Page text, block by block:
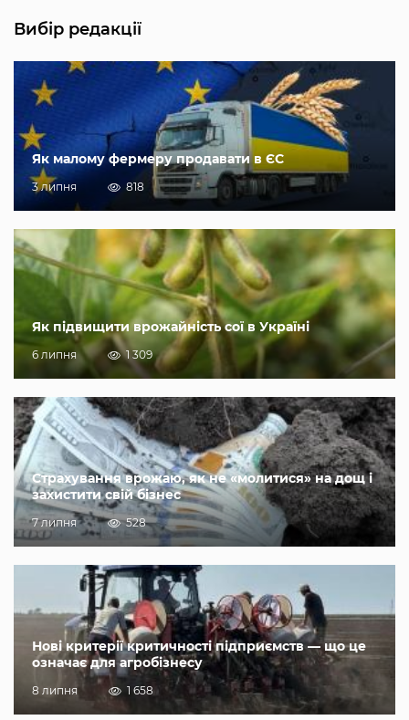
Вибір редакції
Як малому фермеру продавати в ЄС
3 липня 818
Як підвищити врожайність сої в Україні
6 липня 1 309
Страхування врожаю, як не «молитися» на дощ і
захистити свій бізнес
7 липня 528
Нові критерії критичності підприємств — що це
означає для агробізнесу
8 липня 1 658